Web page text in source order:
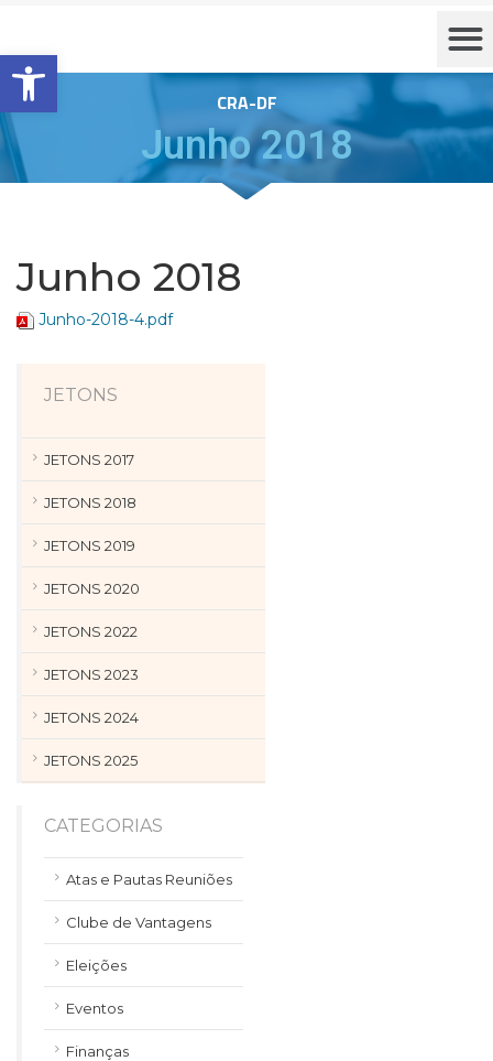
Barra de Ferramentas Aberta
CRA-DF
Junho 2018
Junho 2018
Junho-2018-4.pdf
JETONS
JETONS 2017
JETONS 2018
JETONS 2019
JETONS 2020
JETONS 2022
JETONS 2023
JETONS 2024
JETONS 2025
CATEGORIAS
Atas e Pautas Reuniões
Clube de Vantagens
Eleições
Eventos
Finanças